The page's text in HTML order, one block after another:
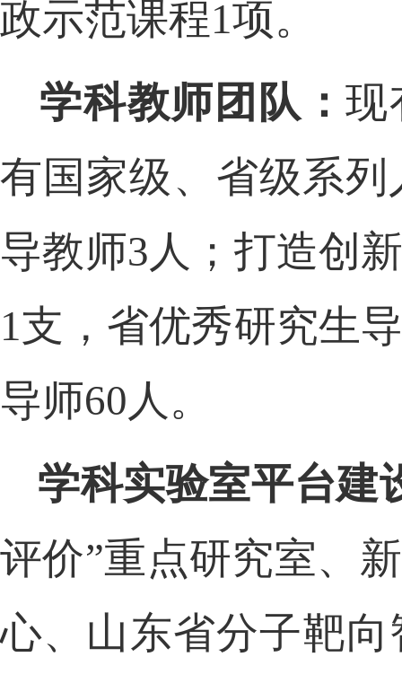
政示范课程1项。
学科教师团队：现
有国家级、省级系列
导教师3人；打造创
1支，省优秀研究生
导师60人。
学科实验室平台建
评价”重点研究室、
心、山东省分子靶